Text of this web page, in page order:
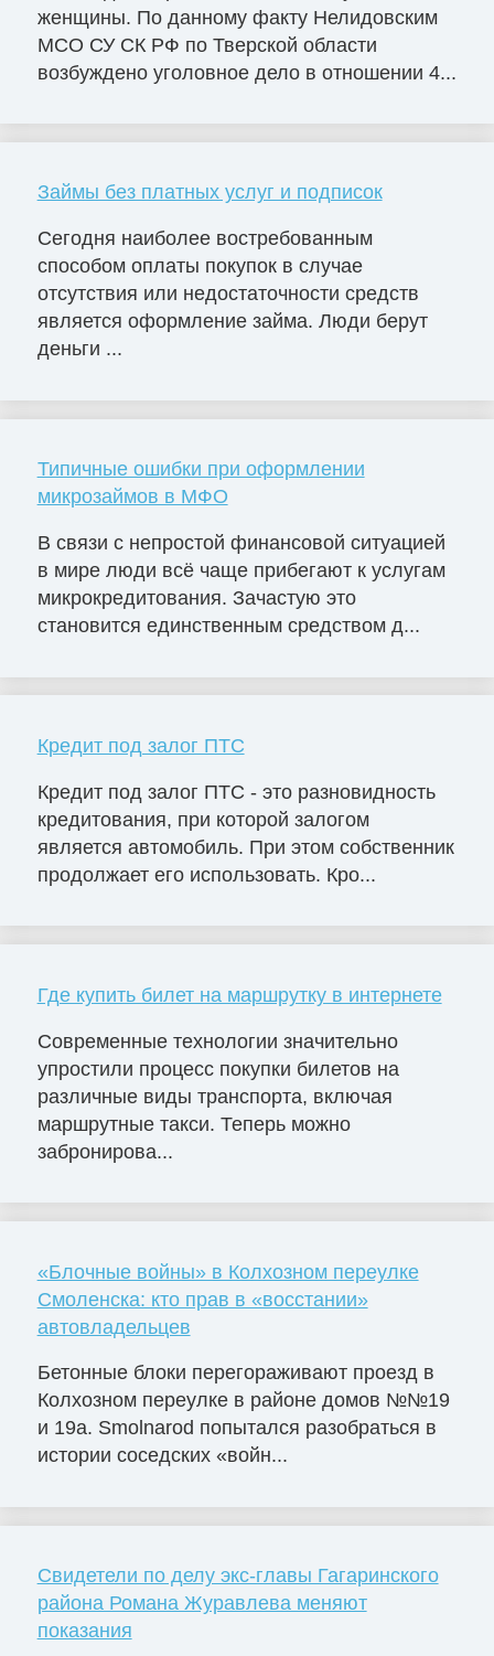
женщины. По данному факту Нелидовским
МСО СУ СК РФ по Тверской области
возбуждено уголовное дело в отношении 4...
Займы без платных услуг и подписок
Сегодня наиболее востребованным
способом оплаты покупок в случае
отсутствия или недостаточности средств
является оформление займа. Люди берут
деньги ...
Типичные ошибки при оформлении
микрозаймов в МФО
В связи с непростой финансовой ситуацией
в мире люди всё чаще прибегают к услугам
микрокредитования. Зачастую это
становится единственным средством д...
Кредит под залог ПТС
Кредит под залог ПТС - это разновидность
кредитования, при которой залогом
является автомобиль. При этом собственник
продолжает его использовать. Кро...
Где купить билет на маршрутку в интернете
Современные технологии значительно
упростили процесс покупки билетов на
различные виды транспорта, включая
маршрутные такси. Теперь можно
забронирова...
«Блочные войны» в Колхозном переулке
Смоленска: кто прав в «восстании»
автовладельцев
Бетонные блоки перегораживают проезд в
Колхозном переулке в районе домов №№19
и 19а. Smolnarod попытался разобраться в
истории соседских «войн...
Свидетели по делу экс-главы Гагаринского
района Романа Журавлева меняют
показания